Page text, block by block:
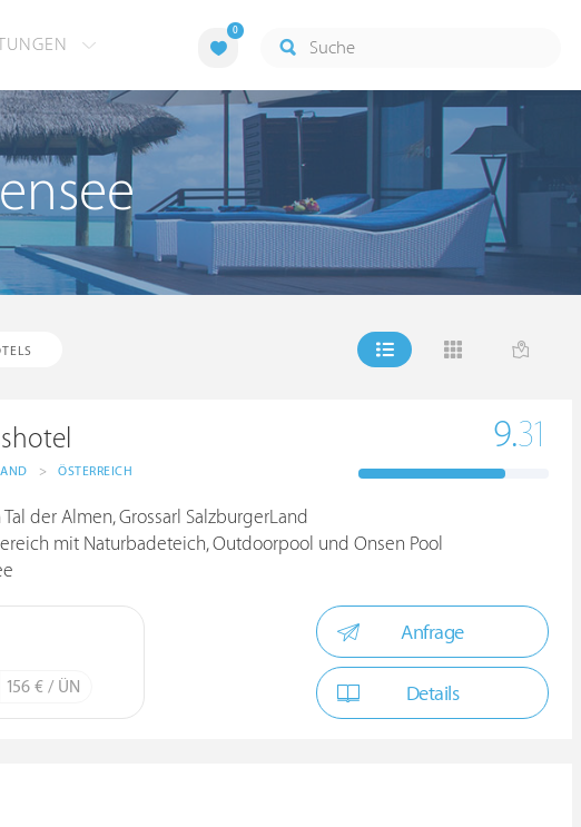
0
> ÖSTERREICH
9.31
der Almen, Grossarl SalzburgerLand
mit Naturbadeteich, Outdoorpool und Onsen Pool
156 € / ÜN
Anfrage
Details